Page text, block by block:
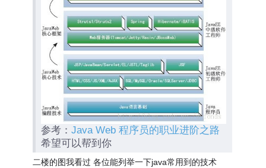
参考：Java Web 程序员的职业进阶之路
希望可以帮到你
二楼的图我看过 各位能列举一下java常用到的技术